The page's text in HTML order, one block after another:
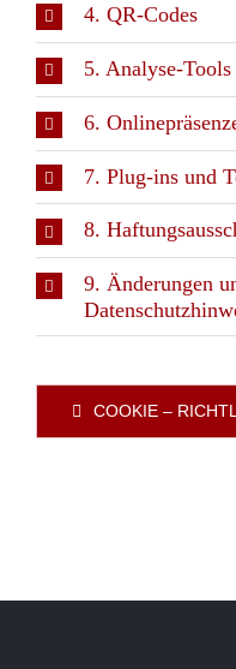
4. QR-Codes
5. Analyse-
6.
7. Plug-ins und
8.
9. Änderungen
COOKIE –